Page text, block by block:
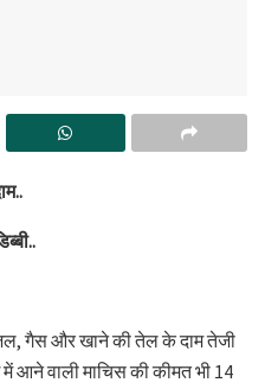
गैस और खाने की तेल के दाम तेजी
आने वाली माचिस की कीमत भी 14